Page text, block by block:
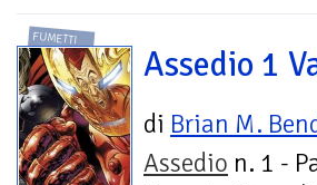
FUMETTI
Assedio 1
di Brian M.
Assedio n. 1 -